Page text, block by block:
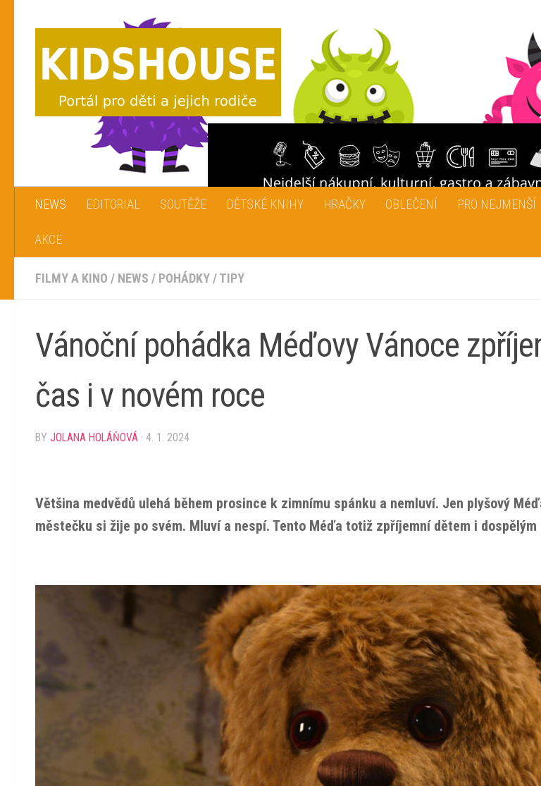
NEWS EDITORIAL SOUTĚŽE DĚTSKÉ KNIHY HRAČKY OBLEČENÍ PRO NEJMENŠÍ
AKCE
FILMY A KINO / NEWS / POHÁDKY /TIPY
Vánoční pohádka Méďovy Vánoce
čas i v novém roce
BY JOLANA HOLÁŇOVÁ · 4. 1. 2024
Většina medvědů ulehá během prosince k zimnímu spánku a nemluví. Jen plyšový
městečku si žije po svém. Mluví a nespí. Tento Méďa totiž zpříjemní dětem i dospělým